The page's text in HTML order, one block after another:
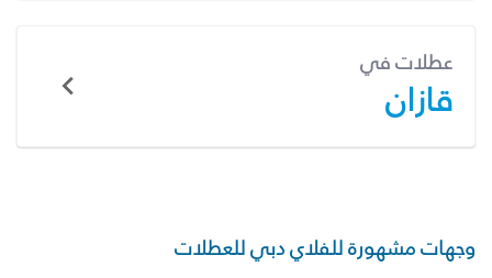
عطلات في
قازان
وجهات مشهورة للفلاي دبي للعطلات